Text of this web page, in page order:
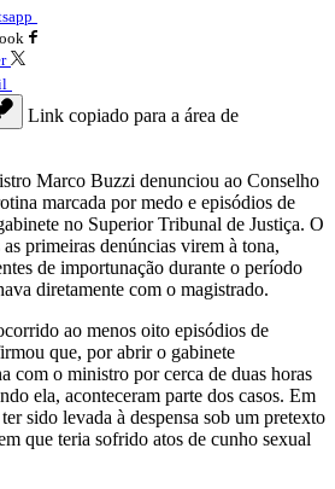
Link copiado para a área de
Marco Buzzi denunciou ao Conselho
marcada por medo e episódios de
no Superior Tribunal de Justiça. O
primeiras denúncias virem à tona,
de importunação durante o período
diretamente com o magistrado.
ao menos oito episódios de
que, por abrir o gabinete
com o ministro por cerca de duas horas
ela, aconteceram parte dos casos. Em
sido levada à despensa sob um pretexto
que teria sofrido atos de cunho sexual